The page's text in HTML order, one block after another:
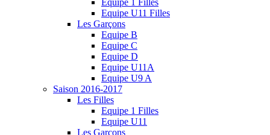
Equipe U11 Filles
Les Garçons
Equipe B
Equipe C
Equipe D
Equipe U11A
Equipe U9 A
Saison 2016-2017
Les Filles
Equipe 1 Filles
Equipe U11
Les Garçons